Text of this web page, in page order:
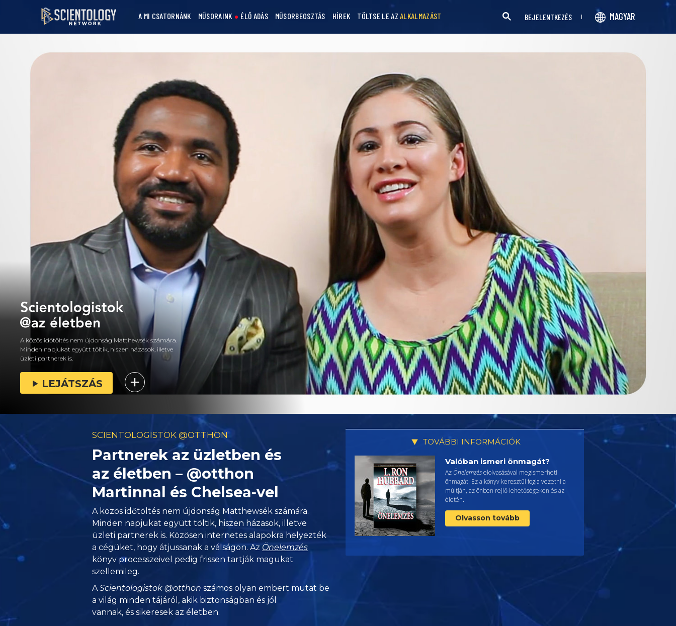
A MI CSATORNÁNK MŰSORAINK ÉLŐ ADÁS MŰSORBEOSZTÁS HÍREK TÖLTSE LE AZALKALMAZÁST BEJELENTKEZÉS MAGYAR
A közös időtöltés nem újdonság Matthewsék számára.
Minden napjukat együtt töltik, hiszen házasok, illetve
üzleti partnerek is.
LEJÁTSZÁS
SCIENTOLOGISTOK @OTTHON
Partnerek az üzletben és
az életben – @otthon
Martinnal és Chelsea‑vel
A közös időtöltés nem újdonság Matthewsék számára.
Minden napjukat együtt töltik, hiszen házasok, illetve
üzleti partnerek is. Közösen internetes alapokra helyezték
a cégüket, hogy átjussanak a válságon. AzÖnelemzés
könyv processzeivel pedig frissen tartják magukat
szellemileg.
AScientologistok @otthon számos olyan embert mutat be
a világ minden tájáról, akik biztonságban és jól
vannak, és sikeresek az életben.
TOVÁBBI INFORMÁCIÓK
Valóban ismeri önmagát?
Az Önelemzéselolvasásával megismerheti
önmagát. Ez a könyv keresztül fogja vezetni a
múltján, az önben rejlő lehetőségeken és az
életén.
Olvasson tovább